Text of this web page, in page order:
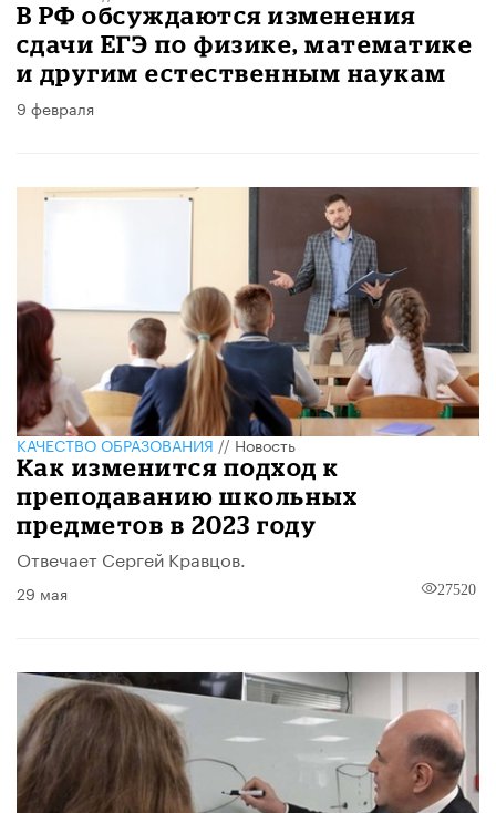
В РФ обсуждаются изменения
сдачи ЕГЭ по физике, математике
и другим естественным наукам
9 февраля
КАЧЕСТВО ОБРАЗОВАНИЯ//Новость
Как изменится подход к
преподаванию школьных
предметов в 2023 году
Отвечает Сергей Кравцов.
29 мая 27520